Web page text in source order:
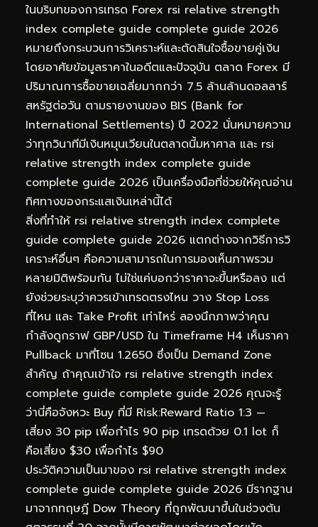
ในบริบทของการเทรด Forex rsi relative strength
index complete guide complete guide 2026
หมายถึงกระบวนการวิเคราะห์และตัดสินใจซื้อขายคู่เงิน
โดยอาศัยข้อมูลราคาในอดีตและปัจจุบัน ตลาด Forex มี
ปริมาณการซื้อขายเฉลี่ยมากกว่า 7.5 ล้านล้านดอลลาร์
สหรัฐต่อวัน ตามรายงานของ BIS (Bank for
International Settlements) ปี 2022 นั่นหมายความ
ว่าทุกวินาทีมีเงินหมุนเวียนในตลาดนี้มหาศาล และ rsi
relative strength index complete guide
complete guide 2026 เป็นเครื่องมือที่ช่วยให้คุณอ่าน
ทิศทางของกระแสเงินเหล่านี้ได้
สิ่งที่ทำให้ rsi relative strength index complete
guide complete guide 2026 แตกต่างจากวิธีการวิ
เคราะห์อื่นๆ คือความสามารถในการมองเห็นภาพรวม
หลายมิติพร้อมกัน ไม่ใช่แค่บอกว่าราคาจะขึ้นหรือลง แต่
ยังช่วยระบุว่าควรเข้าเทรดตรงไหน วาง Stop Loss
ที่ไหน และ Take Profit เท่าไหร่ ลองนึกภาพว่าคุณ
กำลังดูกราฟ GBP/USD ใน Timeframe H4 เห็นราคา
Pullback มาที่โซน 1.2650 ซึ่งเป็น Demand Zone
สำคัญ ถ้าคุณเข้าใจ rsi relative strength index
complete guide complete guide 2026 คุณจะรู้
ว่านี่คือจังหวะ Buy ที่มี Risk:Reward Ratio 1:3 —
เสี่ยง 30 pip เพื่อกำไร 90 pip เทรดด้วย 0.1 lot ก็
คือเสี่ยง $30 เพื่อกำไร $90
ประวัติความเป็นมาของ rsi relative strength index
complete guide complete guide 2026 มีรากฐาน
มาจากทฤษฎี Dow Theory ที่ถูกพัฒนาขึ้นในช่วงต้น